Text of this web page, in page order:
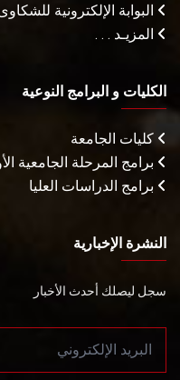
البوابة الإلكترونية
المزيـد . . .
الكليات و البرامج النوعية
كليات الجامعة
برامج المرحلة الجامعية
برامج الدراسات العليا
النشرة الإخبارية
سجل ليصلك أحدث الأخبار